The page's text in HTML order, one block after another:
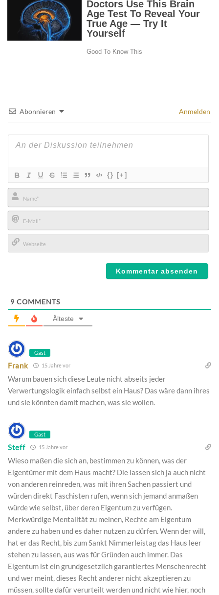
Abonnieren Anmelden
{} [+]
Name*
E-
Mail*
9 COMMENTS
Älteste
Gast
Frank 15 Jahre vor
Warum bauen sich diese Leute nicht abseits jeder
Verwertungslogik einfach selbst ein Haus? Das wäre dann ihres
und sie könnten damit machen, was sie wollen.
Gast
Steff 15 Jahre vor
Wieso maßen die sich an, bestimmen zu können, was der
Eigentümer mit dem Haus macht? Die lassen sich ja auch nicht
von anderen reinreden, was mit ihren Sachen passiert und
würden direkt Faschisten rufen, wenn sich jemand anmaßen
würde wie selbst, über deren Eigentum zu verfügen.
Merkwürdige Mentalität zu meinen, Rechte am Eigentum
andere zu haben und es daher nutzen zu dürfen. Wenn der will,
hat er das Recht, bis zum Sankt Nimmerleistag das Haus leer
stehen zu lassen, aus was für Gründen auch immer. Das
Eigentum ist ein grundgesetzlich garantiertes Menschenrecht
und wer meint, dieses Recht anderer nicht akzeptieren zu
müssen, sollte dafür verurteilt werden und nicht wie hier, noch